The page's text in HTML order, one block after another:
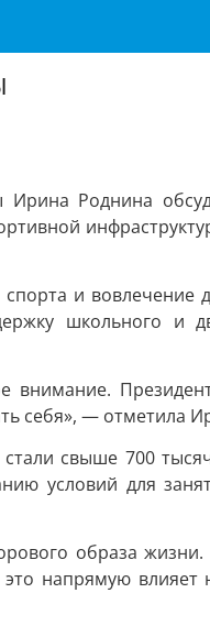
Роднина
и вовлечение
школьного и
внимание.
себя», — отметила
свыше 700
условий для
образа жизни.
напрямую влияет